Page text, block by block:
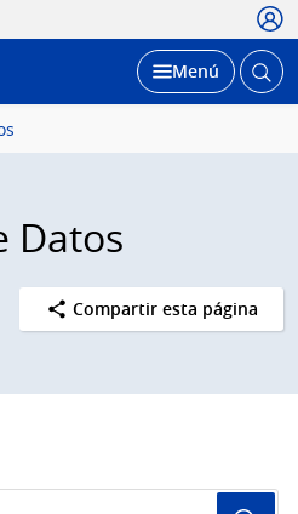
Desplegar
Menú Abrir
Datos
Compartir esta página